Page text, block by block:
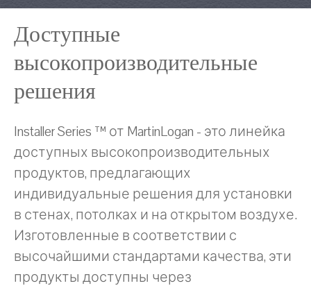
Доступные
высокопроизводительные
решения
Installer Series ™ от MartinLogan - это линейка
доступных высокопроизводительных
продуктов, предлагающих
индивидуальные решения для установки
в стенах, потолках и на открытом воздухе.
Изготовленные в соответствии с
высочайшими стандартами качества, эти
продукты доступны через